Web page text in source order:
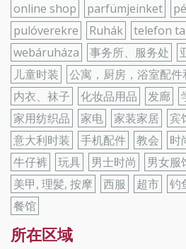
online shop
parfümjeinket
pulóverekre
Ruhák
telefon
webáruháza
事务所、服务处
儿童时装
公寓，厨房，浴室配件
内衣、袜子
化妆品用品 发廊
家用纺织品
家电 家装家居 宾
意大利时装
手机配件 教会 时
牛仔裤
玩具 男士时尚 男女服
美甲, 理髪, 按摩
西服 超市 钓
餐馆
所在区域